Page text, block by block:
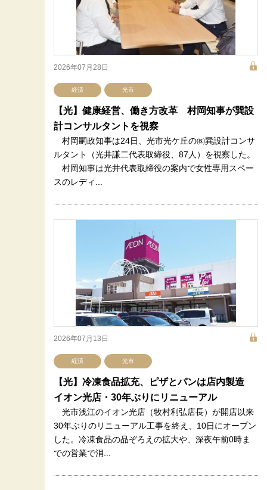
2026年07月28日
経済 光市
【光】健康経営、働き方改革 村岡知事が巽設
計コンサルタントを視察
村岡嗣政知事は24日、光市光ケ丘の㈱巽設計コンサ
ルタント（光井謙二代表取締役、87人）を視察した。
村岡知事は光井代表取締役の案内で女性専用スペー
スのレディ...
2026年07月13日
経済 光市
【光】冷凍食品拡充、ピザとパンは店内製造
イオン光店・30年ぶりにリニューアル
光市浅江のイオン光店（牧村利弘店長）が開店以来
30年ぶりのリニューアル工事を終え、10日にオープン
した。冷凍食品の品ぞろえの拡大や、深夜午前0時ま
での営業で消...